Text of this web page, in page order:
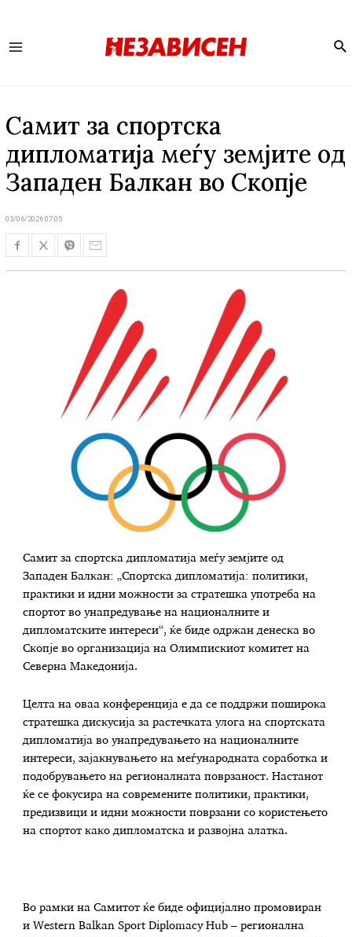
Самит за спортска
дипломатија меѓу земјите од
Западен Балкан во Скопје
03/06/2026 07:05
Самит за спортска дипломатија меѓу земјите од
Западен Балкан: „Спортска дипломатија: политики,
практики и идни можности за стратешка употреба на
спортот во унапредување на националните и
дипломатските интереси“, ќе биде одржан денеска во
Скопје во организација на Олимпискиот комитет на
Северна Македонија.
Целта на оваа конференција е да се поддржи поширока
стратешка дискусија за растечката улога на спортската
дипломатија во унапредувањето на националните
интереси, зајакнувањето на меѓународната соработка и
подобрувањето на регионалната поврзаност. Настанот
ќе се фокусира на современите политики, практики,
предизвици и идни можности поврзани со користењето
на спортот како дипломатска и развојна алатка.
Во рамки на Самитот ќе биде официјално промовиран
и Western Balkan Sport Diplomacy Hub – регионална